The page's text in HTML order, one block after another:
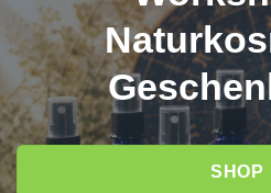
SHOP